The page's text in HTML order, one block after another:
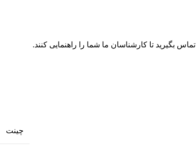
تماس بگیرید تا کارشناسان ما شما را راهنمایی کنند.
چینت